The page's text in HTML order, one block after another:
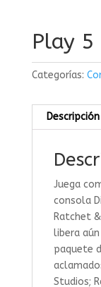
Play
Categorías:
Descripción
Juega
consola
Ratchet
libera
paquete
Studios;